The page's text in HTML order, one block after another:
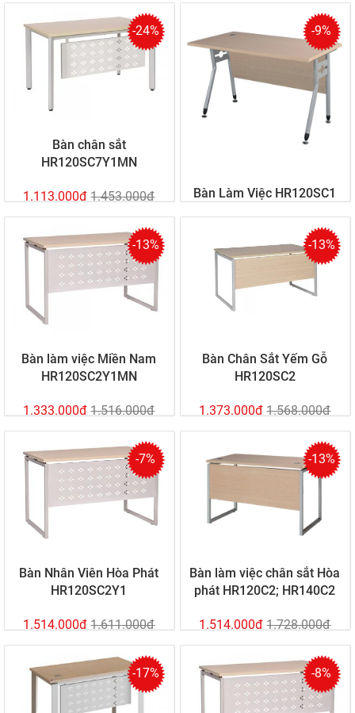
-24%
Bàn chân sắt
HR120SC7Y1MN
1.113.000đ 1.453.000đ
-9%
Bàn Làm Việc HR120SC1
1.373.000đ 1.498.000đ
-13%
Bàn làm việc Miền Nam
HR120SC2Y1MN
1.333.000đ 1.516.000đ
-13%
Bàn Chân Sắt Yếm Gỗ
HR120SC2
1.373.000đ 1.568.000đ
-7%
Bàn Nhân Viên Hòa Phát
HR120SC2Y1
1.514.000đ 1.611.000đ
-13%
Bàn làm việc chân sắt Hòa
phát HR120C2; HR140C2
1.514.000đ 1.728.000đ
-17% -8%